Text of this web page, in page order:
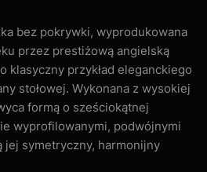
bez pokrywki, wyprodukowana
przez prestiżową angielską
klasyczny przykład eleganckiego
stołowej. Wykonana z wysokiej
formą o sześciokątnej
wyprofilowanymi, podwójnymi
jej symetryczny, harmonijny